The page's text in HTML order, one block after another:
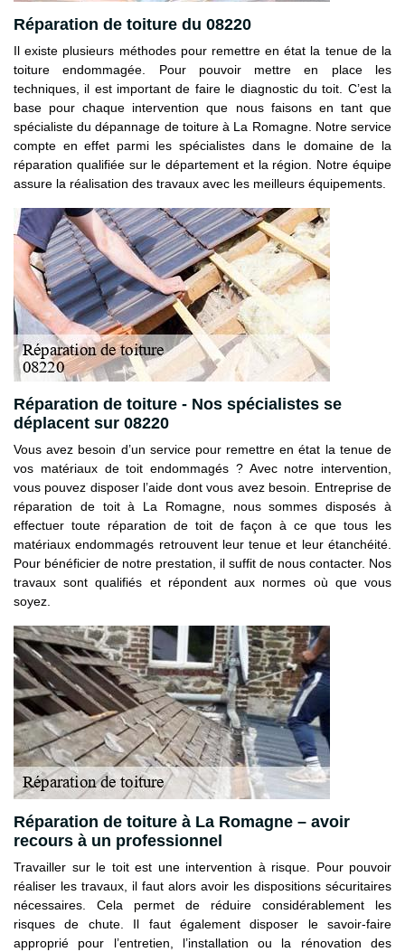
Réparation de toiture du 08220
Il existe plusieurs méthodes pour remettre en état la tenue de la
toiture endommagée. Pour pouvoir mettre en place les
techniques, il est important de faire le diagnostic du toit. C’est la
base pour chaque intervention que nous faisons en tant que
spécialiste du dépannage de toiture à La Romagne. Notre service
compte en effet parmi les spécialistes dans le domaine de la
réparation qualifiée sur le département et la région. Notre équipe
assure la réalisation des travaux avec les meilleurs équipements.
Réparation de toiture - Nos spécialistes se
déplacent sur 08220
Vous avez besoin d’un service pour remettre en état la tenue de
vos matériaux de toit endommagés ? Avec notre intervention,
vous pouvez disposer l’aide dont vous avez besoin. Entreprise de
réparation de toit à La Romagne, nous sommes disposés à
effectuer toute réparation de toit de façon à ce que tous les
matériaux endommagés retrouvent leur tenue et leur étanchéité.
Pour bénéficier de notre prestation, il suffit de nous contacter. Nos
travaux sont qualifiés et répondent aux normes où que vous
soyez.
Réparation de toiture à La Romagne – avoir
recours à un professionnel
Travailler sur le toit est une intervention à risque. Pour pouvoir
réaliser les travaux, il faut alors avoir les dispositions sécuritaires
nécessaires. Cela permet de réduire considérablement les
risques de chute. Il faut également disposer le savoir-faire
approprié pour l’entretien, l’installation ou la rénovation des